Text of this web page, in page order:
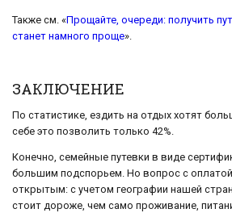
Также см. «Прощайте, очереди: получить
станет намного проще».
ЗАКЛЮЧЕНИЕ
По статистике, ездить на отдых хотят
себе это позволить только 42%.
Конечно, семейные путевки в виде
большим подспорьем. Но вопрос с оплатой
открытым: с учетом географии нашей
стоит дороже, чем само проживание,